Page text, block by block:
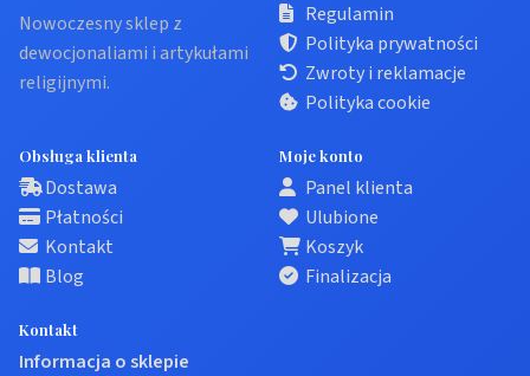
Nowoczesny sklep z
dewocjonaliami i artykułami
religijnymi.
Regulamin
Polityka prywatności
Zwroty i reklamacje
Polityka cookie
Obsługa klienta
Dostawa
Płatności
Kontakt
Blog
Moje konto
Panel klienta
Ulubione
Koszyk
Finalizacja
Kontakt
Informacja o sklepie